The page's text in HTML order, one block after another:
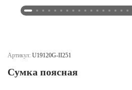
Тульская область (1)
Тюменская область (3)
Артикул: U19120G-II251
Сумка поясная